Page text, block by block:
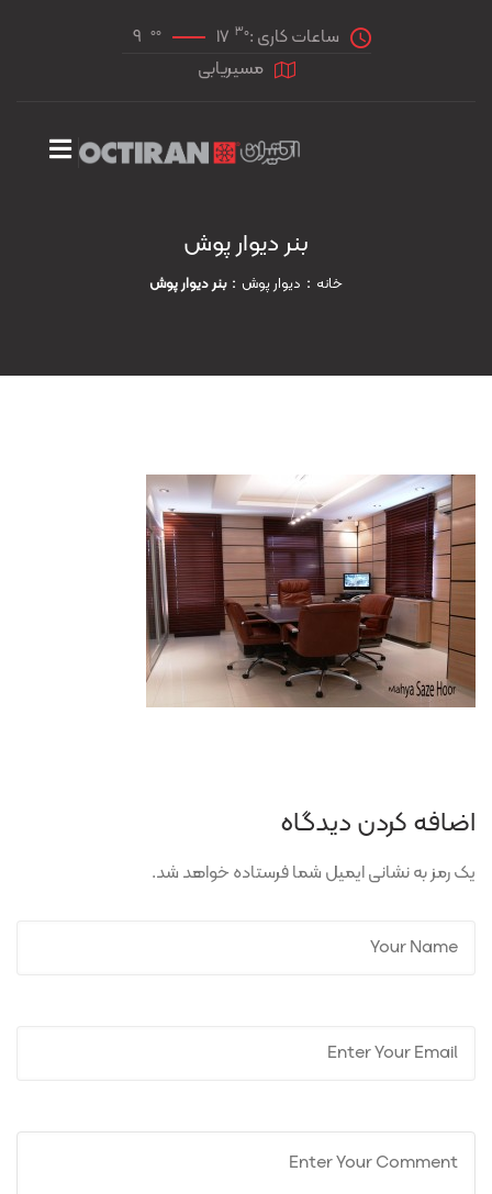
ساعات کاری : 17 30
9 00
مسیریابی
بنر دیوار پوش
خانه دیوار پوش بنر دیوار پوش
اضافه کردن دیدگاه
یک رمز به نشانی ایمیل شما فرستاده خواهد شد.